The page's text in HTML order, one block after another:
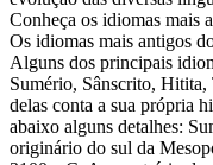
Conheça os idiomas mais
Os idiomas mais antigos
Alguns dos principais
Sumério, Sânscrito,
delas conta a sua própria
abaixo alguns detalhes:
originário do sul da